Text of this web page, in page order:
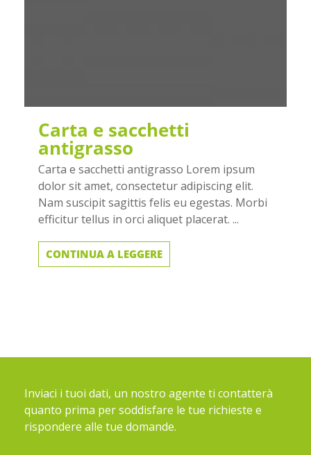
Carta e sacchetti
antigrasso
Carta e sacchetti antigrasso Lorem ipsum
dolor sit amet, consectetur adipiscing elit.
Nam suscipit sagittis felis eu egestas. Morbi
efficitur tellus in orci aliquet placerat. ...
CONTINUA A LEGGERE
Inviaci i tuoi dati, un nostro agente ti contatterà
quanto prima per soddisfare le tue richieste e
rispondere alle tue domande.